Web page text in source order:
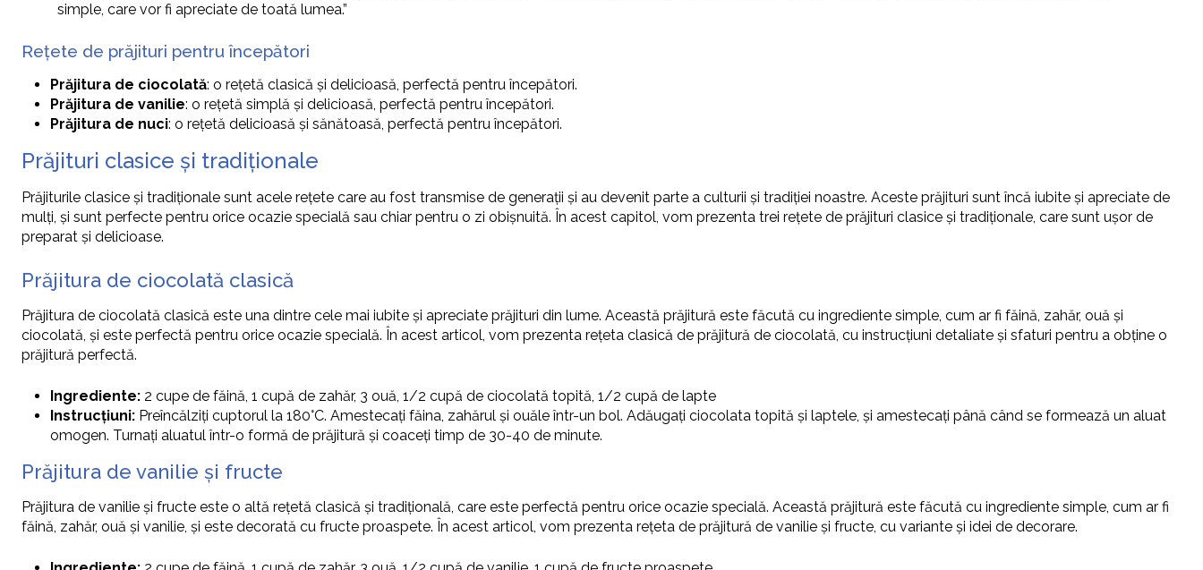
simple, care vor fi apreciate de toată lumea.”
Rețete de prăjituri pentru începători
Prăjitura de ciocolată: o rețetă clasică și delicioasă, perfectă pentru începători.
Prăjitura de vanilie: o rețetă simplă și delicioasă, perfectă pentru începători.
Prăjitura de nuci: o rețetă delicioasă și sănătoasă, perfectă pentru începători.
Prăjituri clasice și tradiționale
Prăjiturile clasice și tradiționale sunt acele rețete care au fost transmise de generații și au devenit parte a culturii și tradiției noastre. Aceste prăjituri sunt încă iubite și apreciate de
mulți, și sunt perfecte pentru orice ocazie specială sau chiar pentru o zi obișnuită. În acest capitol, vom prezenta trei rețete de prăjituri clasice și tradiționale, care sunt ușor de
preparat și delicioase.
Prăjitura de ciocolată clasică
Prăjitura de ciocolată clasică este una dintre cele mai iubite și apreciate prăjituri din lume. Această prăjitură este făcută cu ingrediente simple, cum ar fi făină, zahăr, ouă și
ciocolată, și este perfectă pentru orice ocazie specială. În acest articol, vom prezenta rețeta clasică de prăjitură de ciocolată, cu instrucțiuni detaliate și sfaturi pentru a obține o
prăjitură perfectă.
Ingrediente: 2 cupe de făină, 1 cupă de zahăr, 3 ouă, 1/2 cupă de ciocolată topită, 1/2 cupă de lapte
Instrucțiuni: Preîncălziți cuptorul la 180°C. Amestecați făina, zahărul și ouăle într-un bol. Adăugați ciocolata topită și laptele, și amestecați până când se formează un aluat
omogen. Turnați aluatul într-o formă de prăjitură și coaceți timp de 30-40 de minute.
Prăjitura de vanilie și fructe
Prăjitura de vanilie și fructe este o altă rețetă clasică și tradițională, care este perfectă pentru orice ocazie specială. Această prăjitură este făcută cu ingrediente simple, cum ar fi
făină, zahăr, ouă și vanilie, și este decorată cu fructe proaspete. În acest articol, vom prezenta rețeta de prăjitură de vanilie și fructe, cu variante și idei de decorare.